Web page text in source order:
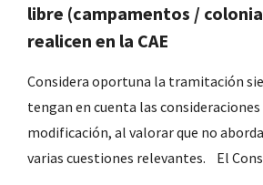
libre (campamentos /
realicen en la CAE
Considera oportuna la tramitación
tengan en cuenta las
modificación, al valorar que no
varias cuestiones relevantes. El